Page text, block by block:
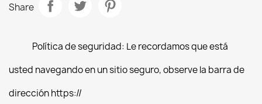
Share
Política de seguridad: Le recordamos que está
usted navegando en un sitio seguro, observe la barra de
dirección https://